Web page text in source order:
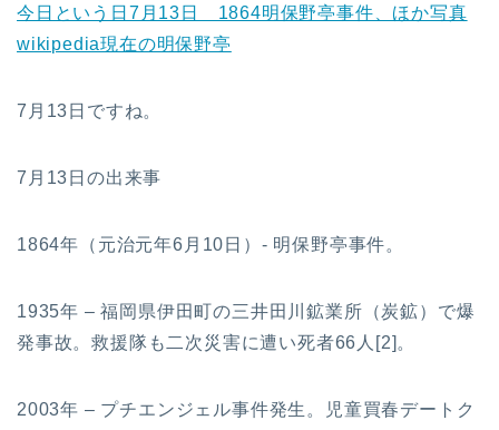
今日という日7月13日 1864明保野亭事件、ほか写真
wikipedia現在の明保野亭
7月13日ですね。
7月13日の出来事
1864年（元治元年6月10日）- 明保野亭事件。
1935年 – 福岡県伊田町の三井田川鉱業所（炭鉱）で爆
発事故。救援隊も二次災害に遭い死者66人[2]。
2003年 – プチエンジェル事件発生。児童買春デートク